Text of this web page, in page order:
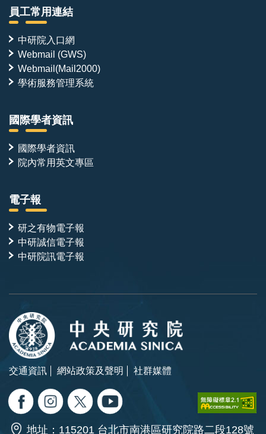
員工常用連結
中研院入口網
Webmail (GWS)
Webmail(Mail2000)
學術服務管理系統
國際學者資訊
國際學者資訊
院內常用英文專區
電子報
研之有物電子報
中研誠信電子報
中研院訊電子報
交通資訊 網站政策及聲明 社群媒體
地址：115201 台北市南港區研究院路二段128號